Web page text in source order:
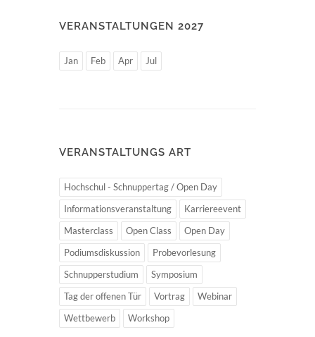
VERANSTALTUNGEN 2027
Jan Feb Apr Jul
VERANSTALTUNGS ART
Hochschul - Schnuppertag / Open Day
Informationsveranstaltung
Karriereevent
Masterclass
Open Class
Open Day
Podiumsdiskussion
Probevorlesung
Schnupperstudium
Symposium
Tag der offenen Tür
Vortrag
Webinar
Wettbewerb
Workshop